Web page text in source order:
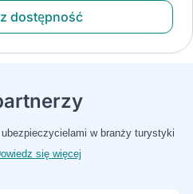
dostępność
w branży turystyki
się więcej